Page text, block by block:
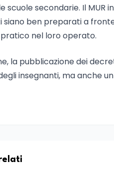
scuole secondarie. Il
siano ben preparati a
nel loro operato.
la pubblicazione dei
insegnanti, ma anche